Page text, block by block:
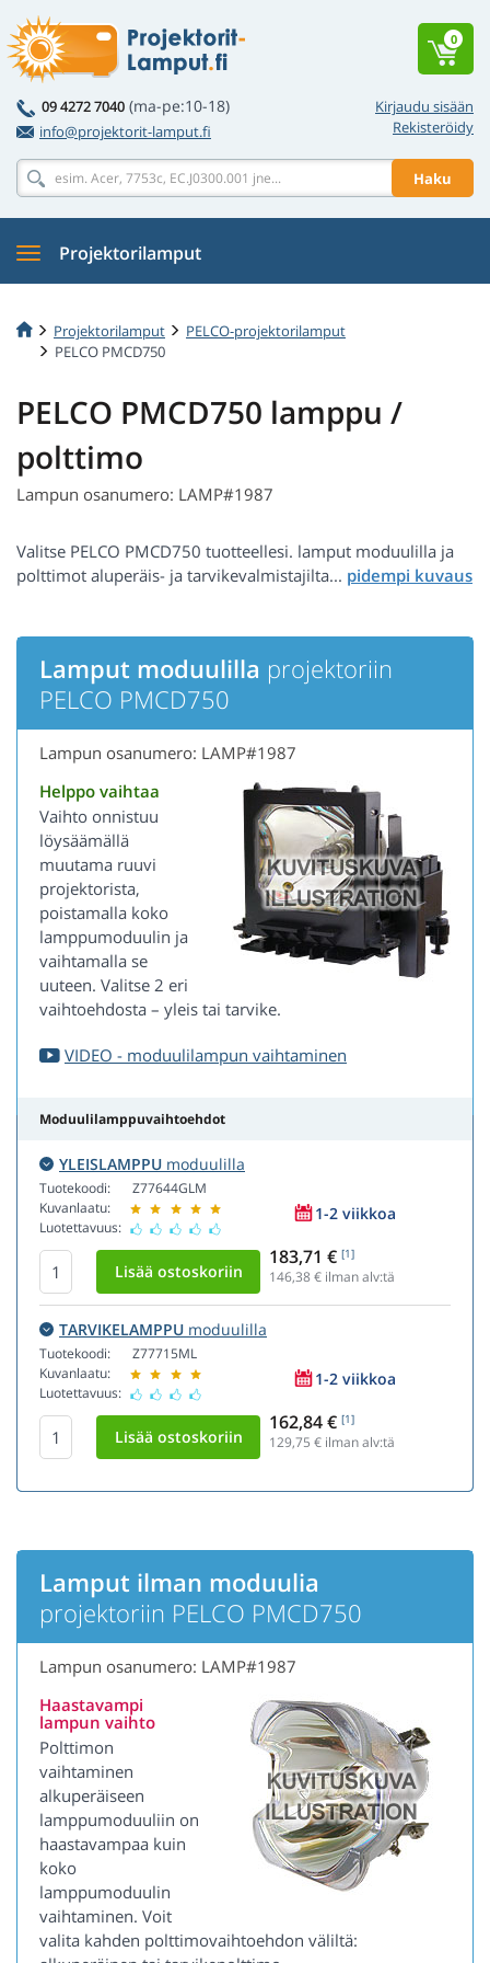
Kirjaudu sisään
Rekisteröidy
09 4272 7040 (ma-pe:10-18)
info@projektorit-lamput.fi
Haku
0
Projektorilamput
Projektorilamput
PELCO-projektorilamput
PELCO PMCD750
PELCO PMCD750 lamppu /
polttimo
Lampun osanumero: LAMP#1987
Valitse PELCO PMCD750 tuotteellesi. lamput moduulilla ja
polttimot aluperäis- ja tarvikevalmistajilta...
Lamput moduulilla projektoriin
PELCO PMCD750
Lampun osanumero: LAMP#1987
Helppo vaihtaa
Vaihto onnistuu
löysäämällä
muutama ruuvi
projektorista,
poistamalla koko
lamppumoduulin ja
vaihtamalla se
uuteen. Valitse 2 eri
vaihtoehdosta – yleis tai tarvike.
VIDEO - moduulilampun vaihtaminen
Moduulilamppuvaihtoehdot
YLEISLAMPPU moduulilla
Tuotekoodi:
Kuvanlaatu:
Luotettavuus:
Z77644GLM
1-2 viikkoa
183,71 € [1]
146,38€ ilman alv:tä
TARVIKELAMPPU moduulilla
Tuotekoodi:
Kuvanlaatu:
Luotettavuus:
Z77715ML
1-2 viikkoa
162,84 € [1]
129,75 € ilman alv:tä
Lamput ilman moduulia
projektoriin PELCO PMCD750
Lampun osanumero: LAMP#1987
Haastavampi
lampun vaihto
Polttimon
vaihtaminen
alkuperäiseen
lamppumoduuliin on
haastavampaa kuin
koko
lamppumoduulin
vaihtaminen. Voit
valita kahden polttimovaihtoehdon väliltä: